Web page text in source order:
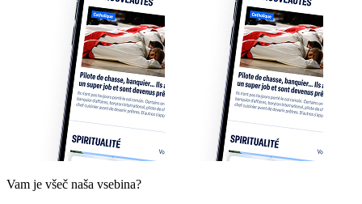
Vam je všeč naša vsebina?